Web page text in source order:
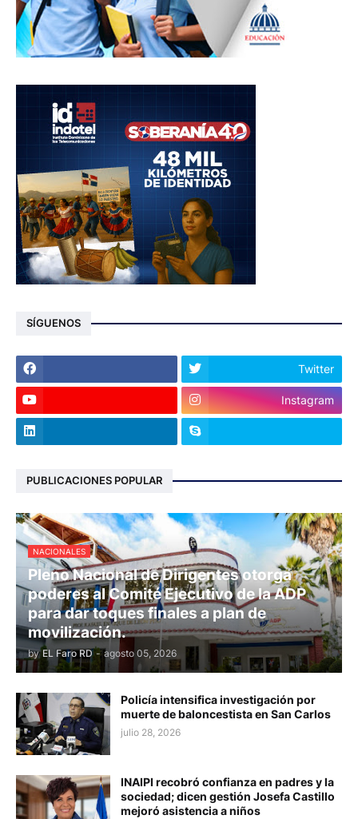
SÍGUENOS
Twitter
Instagram
PUBLICACIONES POPULAR
NACIONALES
Pleno Nacional de Dirigentes otorga
poderes al Comité Ejecutivo de la ADP
para dar toques finales a plan de
movilización.
by EL Faro RD - agosto 05, 2026
Policía intensifica investigación por
muerte de baloncestista en San Carlos
julio 28, 2026
INAIPI recobró confianza en padres y la
sociedad; dicen gestión Josefa Castillo
mejoró asistencia a niños